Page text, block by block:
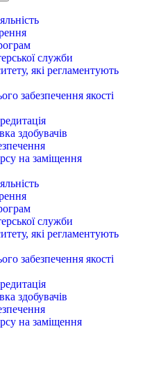
служби
які регламентують
забезпечення якості
здобувачів
на заміщення
служби
які регламентують
забезпечення якості
здобувачів
на заміщення